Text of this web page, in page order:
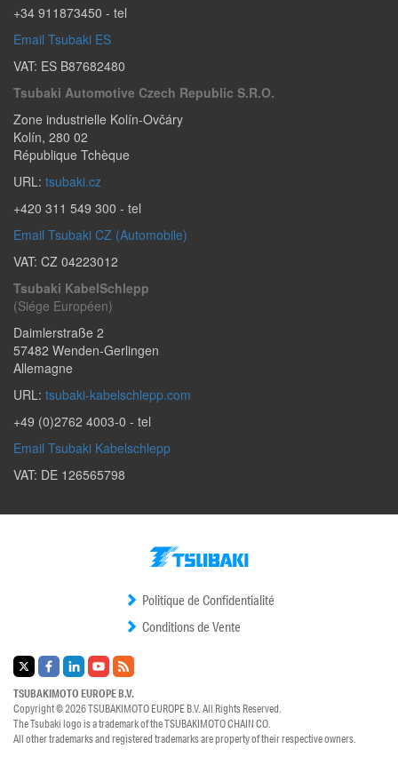
+34 911873450 - tel
Email Tsubaki ES
VAT: ES B87682480
Tsubaki Automotive Czech Republic S.r.o.
Zone industrielle Kolín-Ovčáry
Kolín, 280 02
République Tchèque
URL: tsubaki.cz
+420 311 549 300 - tel
Email Tsubaki CZ (Automobile)
VAT: CZ 04223012
Tsubaki KabelSchlepp
(Siége Européen)
Daimlerstraße 2
57482 Wenden-Gerlingen
Allemagne
URL: tsubaki-kabelschlepp.com
+49 (0)2762 4003-0 - tel
Email Tsubaki Kabelschlepp
VAT: DE 126565798
Politique de Confidentialité
Conditions de Vente
TSUBAKIMOTO EUROPE B.V.
Copyright © 2026TSUBAKIMOTO EUROPE B.V.All Rights Reserved.
The Tsubaki logo is a trademark of theTSUBAKIMOTO CHAIN CO.
All other trademarks and registered trademarks are property of their respective owners.